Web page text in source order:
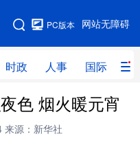
网站无障碍
PC版本
时政 人事 国际 财
时政 人事
网评
色 烟火暖元宵
来源：新华社